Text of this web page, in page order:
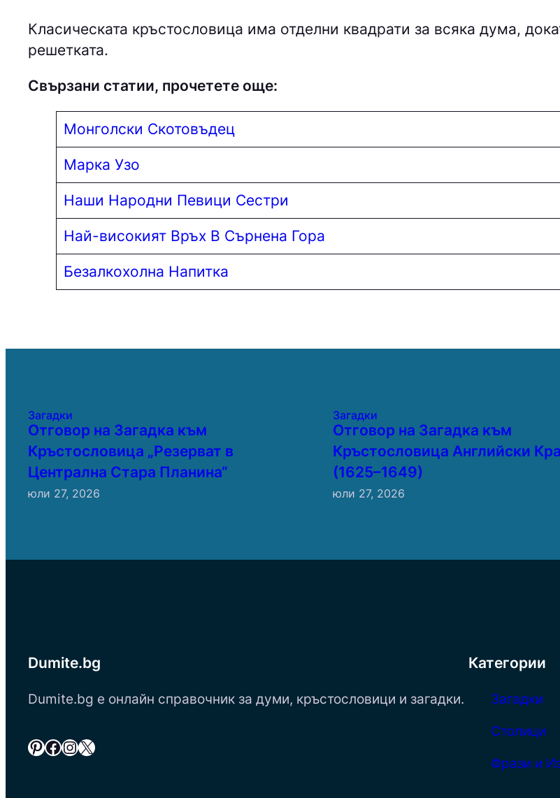
Класическата кръстословица има отделни квадрати за всяка дума,
решетката.
Свързани статии, прочетете още:
Монголски Скотовъдец
Марка Узо
Наши Народни Певици Сестри
Най-високият Връх В Сърнена Гора
Безалкохолна Напитка
Загадки
Отговор на Загадка към
Кръстословица „Резерват в
Централна Стара Планина“
юли 27, 2026
Загадки
Отговор на Загадка към
Кръстословица Английски
(1625–1649)
юли 27, 2026
Dumite.bg
Dumite.bg е онлайн справочник за думи, кръстословици и загадки.
Pinterest Facebook InstagramX
Категории
Загадки
Столици
Фрази и